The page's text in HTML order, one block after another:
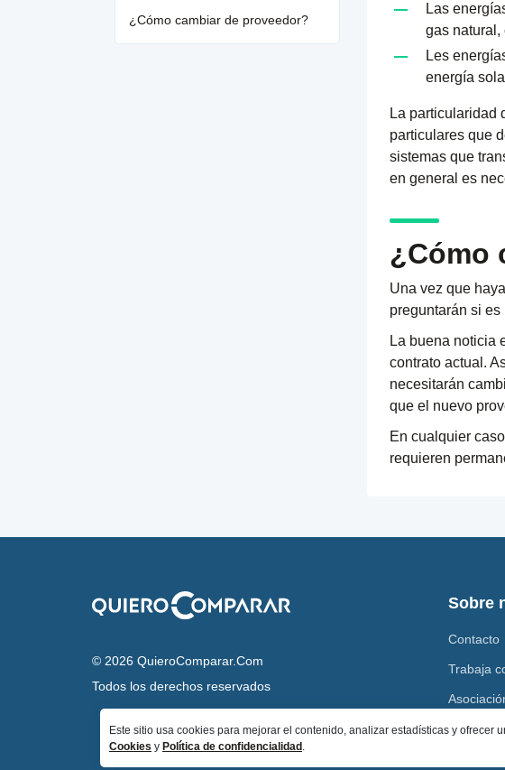
¿Cómo cambiar de proveedor?
Las
gas natural,
Les
energía
La particularidad
particulares que
sistemas que
en general es
¿Cómo
Una vez que
preguntarán si
La buena noticia
contrato actual.
necesitarán
que el nuevo
En cualquier
requieren
© 2026 QuieroComparar.Com
Todos los derechos reservados
Sobre
Contacto
Trabaja
Este sitio usa cookies para mejorar el contenido, analizar estadísticas y ofrecer
Cookies y Política de confidencialidad